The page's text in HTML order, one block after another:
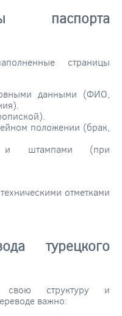
паспорта
страницы
данными (ФИО,
положении (брак,
штампами (при
отметками
турецкого
свою структуру и
важно: